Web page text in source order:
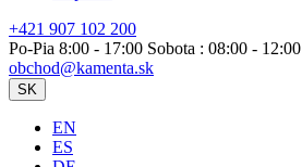
+421 907 102 200
Po-Pia 8:00 - 17:00 Sobota : 08:00 - 12:00
obchod@kamenta.sk
SK
EN
ES